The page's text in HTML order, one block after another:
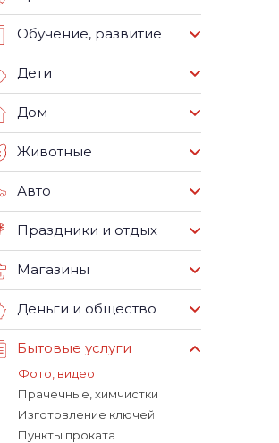
Обучение, развитие
Дети
Дом
Животные
Авто
Праздники и отдых
Магазины
Деньги и общество
Бытовые услуги
Фото, видео
Прачечные, химчистки
Изготовление ключей
Пункты проката